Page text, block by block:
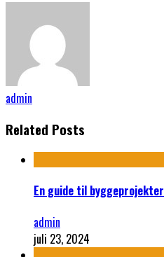
admin
Related Posts
En guide til byggeprojekter
admin
juli 23, 2024